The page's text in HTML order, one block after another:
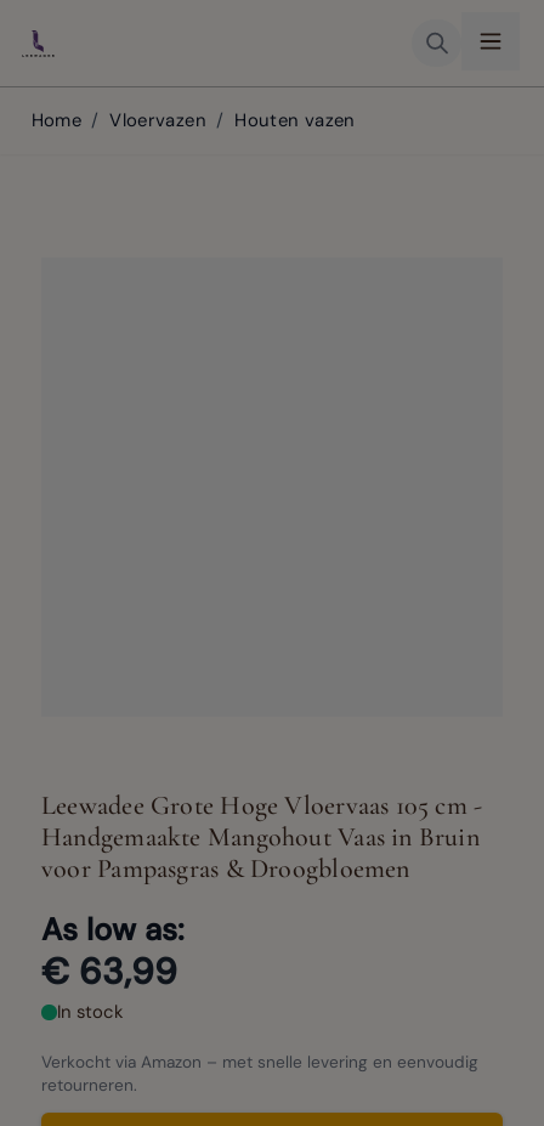
Home / Vloervazen / Houten vazen
Leewadee Grote Hoge Vloervaas 105 cm -
Handgemaakte Mangohout Vaas in Bruin
voor Pampasgras & Droogbloemen
As low as:
€ 63,99
In stock
Verkocht via Amazon – met snelle levering en eenvoudig
retourneren.